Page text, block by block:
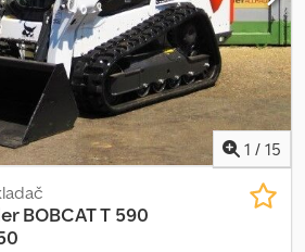
dĺžka cca 2 800 mm (cca 2 260 mm
mm, výška cca 1 960 mm. ∗∗∗
PREPRAVA ZA VÝHODNÝCH PODMIENOK
PLATBA IBA NETTO CENY (!)
Adqeha
1 / 15
BOBCAT T 590